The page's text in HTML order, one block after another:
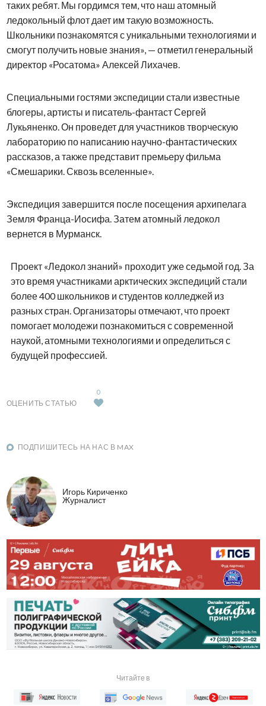
таких ребят. Мы гордимся тем, что наш атомный
ледокольный флот дает им такую возможность.
Школьники познакомятся с уникальными технологиями и
смогут получить новые знания», — отметил генеральный
директор «Росатома» Алексей Лихачев.
Специальными гостями экспедиции стали известные
блогеры, артисты и писатель-фантаст Сергей
Лукьяненко. Он проведет для участников творческую
лабораторию по написанию научно-фантастических
рассказов, а также представит премьеру фильма
«Смешарики. Сквозь вселенные».
Экспедиция завершится после посещения архипелага
Земля Франца-Иосифа. Затем атомный ледокол
вернется в Мурманск.
Проект «Ледокол знаний» проходит уже седьмой год. За
это время участниками арктических экспедиций стали
более 400 школьников и студентов колледжей из
разных стран. Организаторы отмечают, что проект
помогает молодежи познакомиться с современной
наукой, атомными технологиями и определиться с
будущей профессией.
ОЦЕНИТЬ СТАТЬЮ
0
ПОДПИШИТЕСЬ НА НАС В MAX
Игорь Кириченко
Журналист
Читайте в